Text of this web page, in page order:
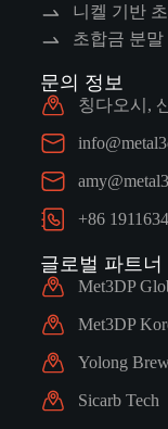
니켈 기반
초합금 분말
문의 정보
칭다오시,
+86
글로벌 파트너
Met3DP
Met3DP
Yolong
Sicarb Tech